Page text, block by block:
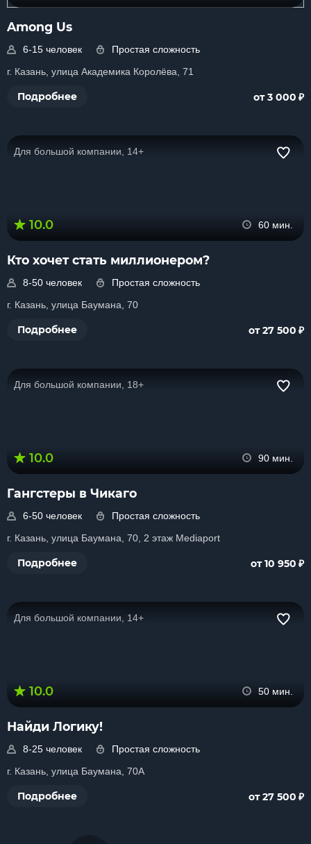
Among Us
6-15 человек
Простая сложность
г. Казань, улица Академика Королёва, 71
Подробнее от 3 000 ₽
Для большой компании, 14+
10.0 60 мин.
Кто хочет стать миллионером?
8-50 человек
Простая сложность
г. Казань, улица Баумана, 70
Подробнее от 27 500 ₽
Для большой компании, 18+
10.0 90 мин.
Гангстеры в Чикаго
6-50 человек
Простая сложность
г. Казань, улица Баумана, 70, 2 этаж Mediaport
Подробнее от 10 950 ₽
Для большой компании, 14+
10.0 50 мин.
Найди Логику!
8-25 человек
Простая сложность
г. Казань, улица Баумана, 70А
Подробнее от 27 500 ₽